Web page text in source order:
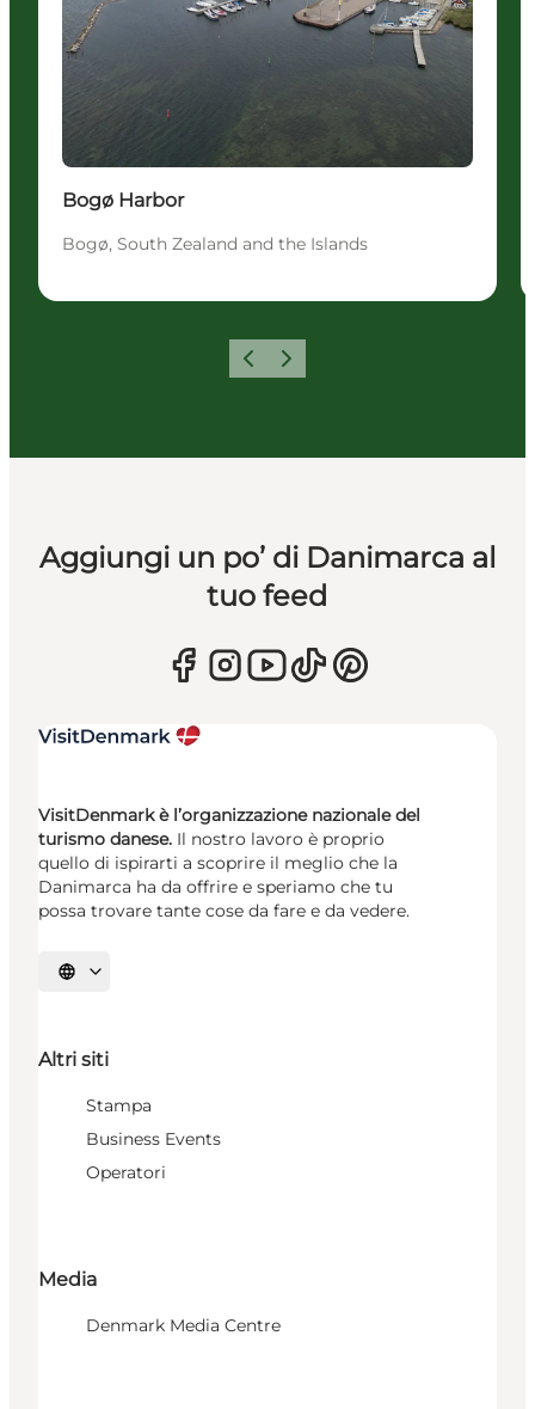
Bogø Harbor
Bogø, South Zealand and the Islands
Precedente
Avanti
Aggiungi un po’ di Danimarca al
tuo feed
VisitDenmark è l’organizzazione nazionale del
turismo danese. Il nostro lavoro è proprio
quello di ispirarti a scoprire il meglio che la
Danimarca ha da offrire e speriamo che tu
possa trovare tante cose da fare e da vedere.
Seleziona la lingua
Altri siti
Stampa
Business Events
Operatori
Media
Denmark Media Centre